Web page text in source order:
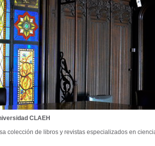
CLAEH
colección de libros y revistas especializados en